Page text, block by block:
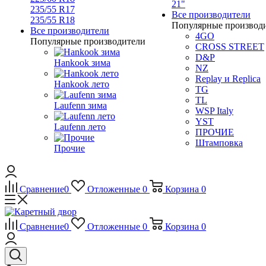
235/55 R17
235/55 R18
Все производители
Популярные производители
Hankook зима
Hankook лето
Laufenn зима
Laufenn лето
Прочие
21"
Все производители
Популярные
4GO
CROSS STREET
D&P
NZ
Replay и Replica
TG
TL
WSP Italy
YST
ПРОЧИЕ
Штамповка
Сравнение0 Отложенные 0 Корзина 0
Сравнение0 Отложенные 0 Корзина 0